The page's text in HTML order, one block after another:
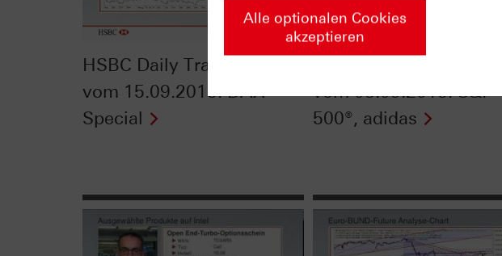
HSBC Daily Trading TV
vom 15.09.2015: DAX®-
Special
vom 08.09.2015: S&P
500®, adidas
Alle optionalen Cookies
akzeptieren